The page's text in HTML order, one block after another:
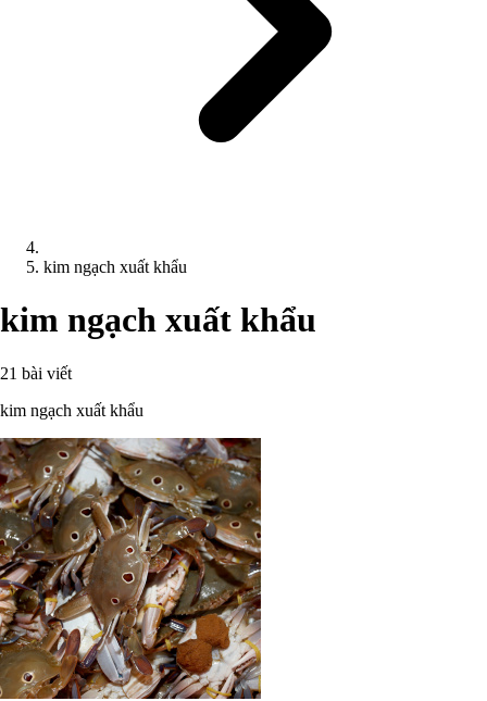
kim ngạch xuất khẩu
kim ngạch xuất khẩu
21 bài viết
kim ngạch xuất khẩu